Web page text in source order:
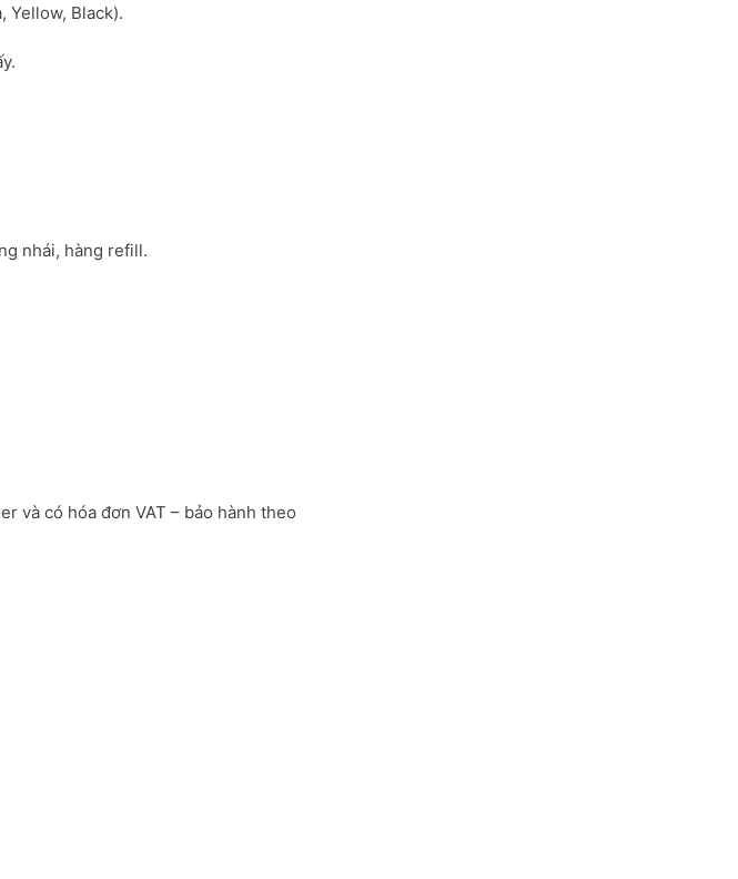
Yellow, Black).
nhái, hàng refill.
và có hóa đơn VAT – bảo hành theo